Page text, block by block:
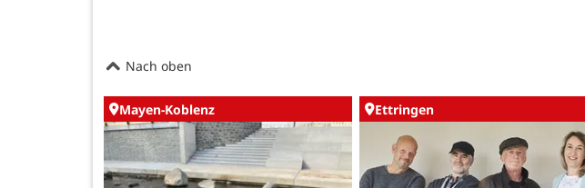
Nach oben
Mayen-Koblenz Ettringen